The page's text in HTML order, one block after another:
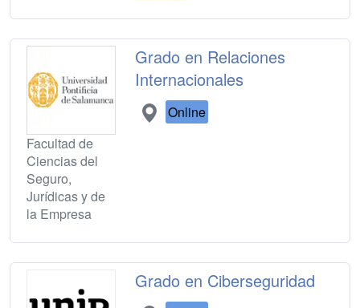
Facultad de
Ciencias del
Seguro,
Jurídicas y de
la Empresa
Grado en Relaciones
Internacionales
Online
Grado en Ciberseguridad